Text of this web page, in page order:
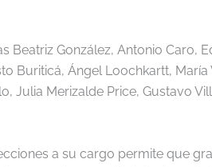
Beatriz González, Antonio Caro,
Buriticá, Ángel Loochkartt, María
Julia Merizalde Price, Gustavo
a su cargo permite que